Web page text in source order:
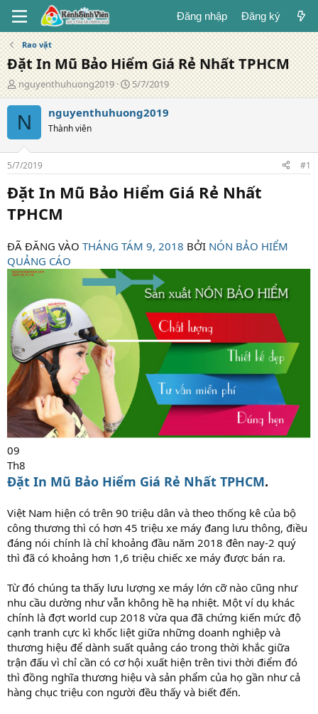
Đăng nhập Đăng ký
Rao vặt
Đặt In Mũ Bảo Hiểm Giá Rẻ Nhất TPHCM
T
á
c
g
ả
nguyenthuhuong2019
N
g
à
g
5/7/2019
N nguyenthuhuong2019
Thành viên
5/7/2019 #1
Đặt In Mũ Bảo Hiểm Giá Rẻ Nhất
TPHCM
ĐÃ ĐĂNG VÀO THÁNG TÁM 9, 2018 BỞI NÓN BẢO HIỂM
QUẢNG CÁO
09
Th8
Đặt In Mũ Bảo Hiểm Giá Rẻ Nhất TPHCM.
Việt Nam hiện có trên 90 triệu dân và theo thống kê của bộ
công thương thì có hơn 45 triệu xe máy đang lưu thông, điều
đáng nói chính là chỉ khoảng đầu năm 2018 đên nay-2 quý
thì đã có khoảng hơn 1,6 triệu chiếc xe máy được bán ra.
Từ đó chúng ta thấy lưu lượng xe máy lớn cỡ nào cũng như
nhu cầu dường như vẫn không hề hạ nhiệt. Một ví dụ khác
chính là đợt world cup 2018 vừa qua đã chứng kiến mức độ
cạnh tranh cực kì khốc liệt giữa những doanh nghiệp và
thương hiệu để dành suất quảng cáo trong thời khắc giữa
trận đấu vì chỉ cần có cơ hội xuất hiện trên tivi thời điểm đó
thì đồng nghĩa thương hiệu và sản phẩm của họ gần như cả
hàng chục triệu con người đều thấy và biết đến.